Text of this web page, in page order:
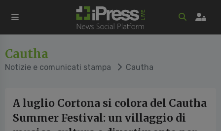
Cautha
Notizie e comunicati stampa Cautha
A luglio Cortona si colora del Cautha
Summer Festival: un villaggio di